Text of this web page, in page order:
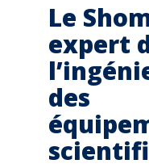
Le
expert
des